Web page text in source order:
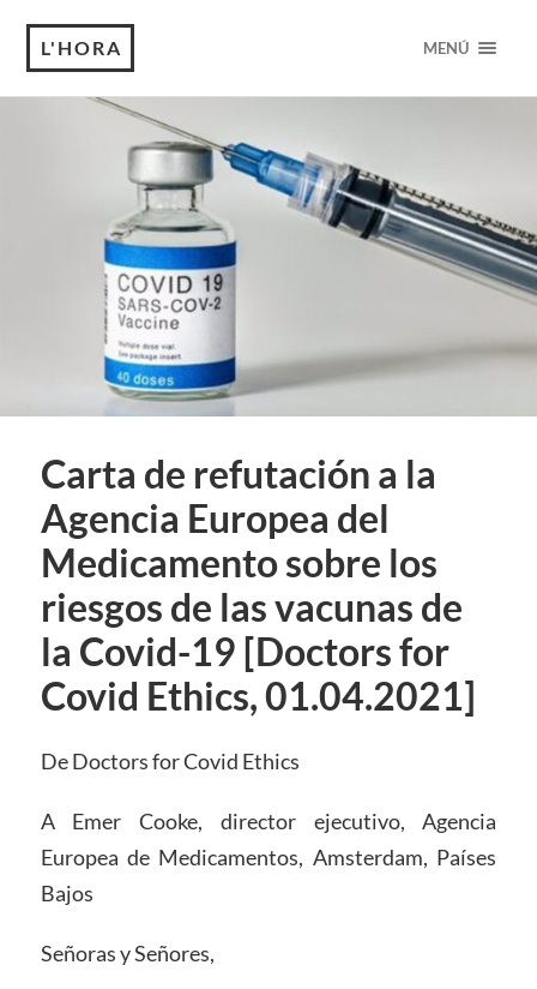
L'HORA MENÚ
Carta de refutación a la
Agencia Europea del
Medicamento sobre los
riesgos de las vacunas de
la Covid-19 [Doctors for
Covid Ethics, 01.04.2021]
De Doctors for Covid Ethics
A Emer Cooke, director ejecutivo, Agencia
Europea de Medicamentos, Amsterdam, Países
Bajos
Señoras y Señores,